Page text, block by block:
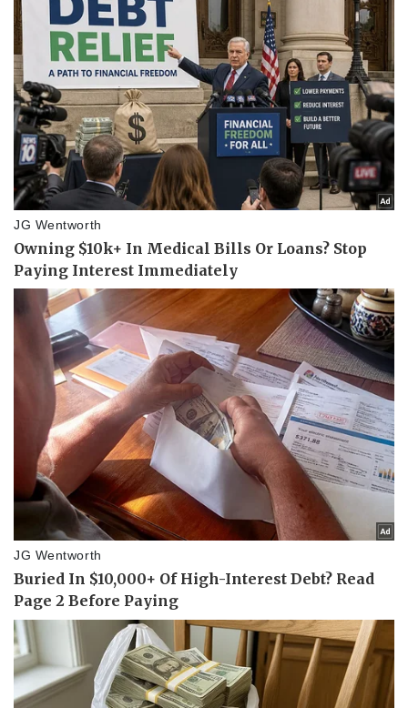
Thể thao
Bóng đá
Lịch thi đấu bóng đá
Thế giới thể thao
Hậu trường
Ô tô - Xe máy
Ô tô
Xe máy